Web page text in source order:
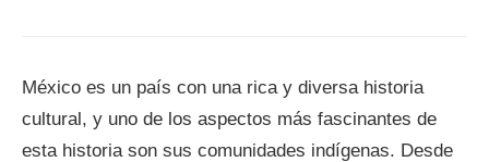
México es un país con una rica y diversa historia
cultural, y uno de los aspectos más fascinantes de
esta historia son sus comunidades indígenas. Desde